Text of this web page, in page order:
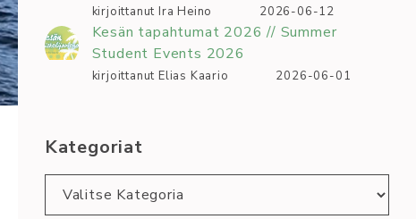
kirjoittanut Ira Heino 2026-06-12
Kesän tapahtumat 2026 // Summer
Student Events 2026
kirjoittanut Elias Kaario 2026-06-01
Kategoriat
Kategoriat